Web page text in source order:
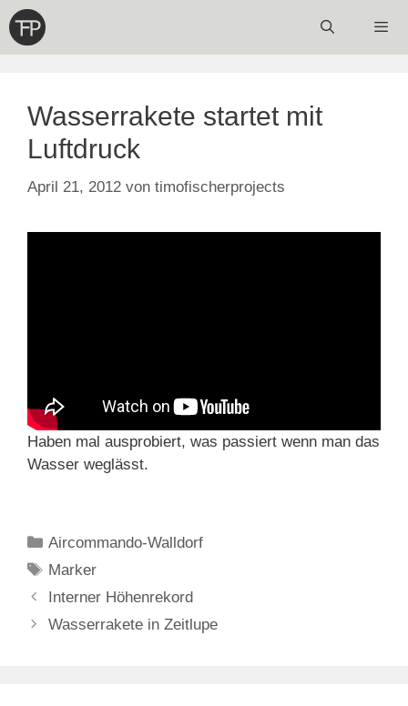
Zum
Inhalt
springen
Wasserrakete startet mit
Luftdruck
April 21, 2012 von timofischerprojects
Haben mal ausprobiert, was passiert wenn man das
Wasser weglässt.
Kategorien
Aircommando-Walldorf
Schlagwörter
Marker
Interner Höhenrekord
Wasserrakete in Zeitlupe